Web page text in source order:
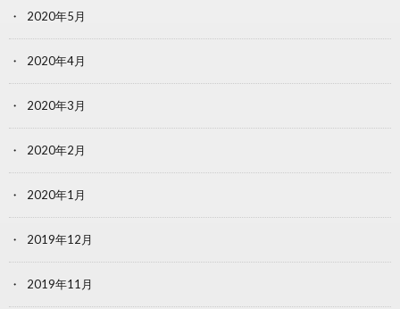
2020年5月
2020年4月
2020年3月
2020年2月
2020年1月
2019年12月
2019年11月